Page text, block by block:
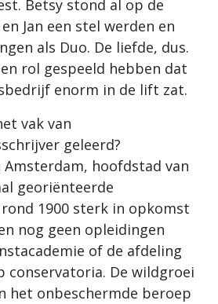
Betsy stond al op de
Jan een stel werden en
als Duo. De liefde, dus.
rol gespeeld hebben dat
enorm in de lift zat.
vak van
geleerd?
hoofdstad van
georiënteerde
1900 sterk in opkomst
nog geen opleidingen
of de afdeling
conservatoria. De wildgroei
het onbeschermde beroep